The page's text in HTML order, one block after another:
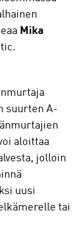
Mika
suurten A-
aloittaa
jolloin
uusi
tai